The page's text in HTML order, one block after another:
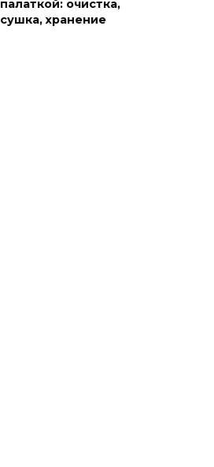
палаткой: очистка,
сушка, хранение